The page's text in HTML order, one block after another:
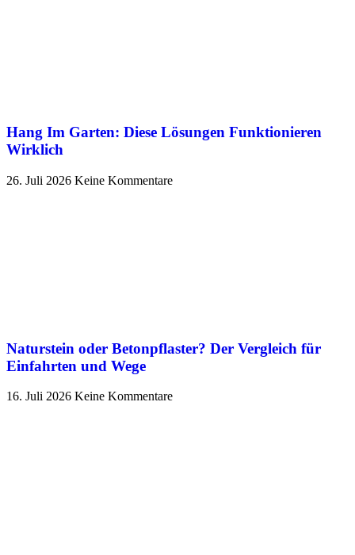
Hang Im Garten: Diese Lösungen Funktionieren
Wirklich
26. Juli 2026 Keine Kommentare
Naturstein oder Betonpflaster? Der Vergleich für
Einfahrten und Wege
16. Juli 2026 Keine Kommentare